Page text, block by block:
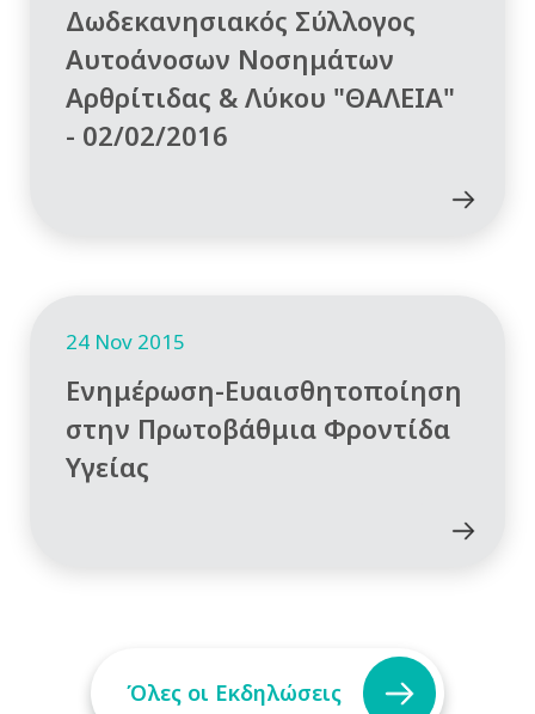
Δωδεκανησιακός Σύλλογος
Αυτοάνοσων Νοσημάτων
Αρθρίτιδας & Λύκου "ΘΑΛΕΙΑ"
- 02/02/2016
24 Nov 2015
Ενημέρωση-Ευαισθητοποίηση
στην Πρωτοβάθμια Φροντίδα
Υγείας
Όλες οι Εκδηλώσεις